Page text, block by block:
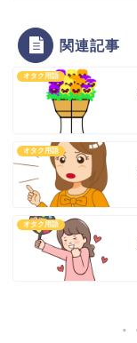
関連記事
オタク用語
オタク用語
オタク用語